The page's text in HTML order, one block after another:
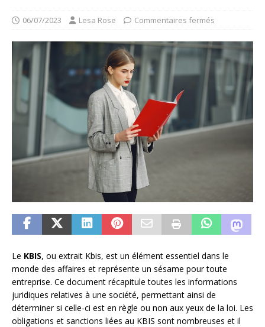
06/07/2023 Lesa Rose Commentaires fermés
Le KBIS, ou extrait Kbis, est un élément essentiel dans le
monde des affaires et représente un sésame pour toute
entreprise. Ce document récapitule toutes les informations
juridiques relatives à une société, permettant ainsi de
déterminer si celle-ci est en règle ou non aux yeux de la loi. Les
obligations et sanctions liées au KBIS sont nombreuses et il